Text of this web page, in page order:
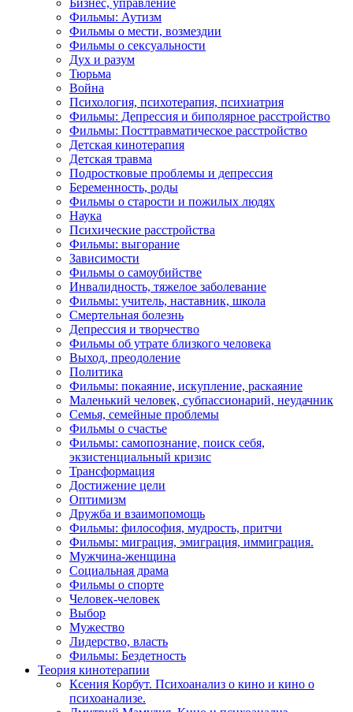
Фильмы: Аутизм
Фильмы о мести, возмездии
Фильмы о сексуальности
Дух и разум
Тюрьма
Война
Психология, психотерапия, психиатрия
Фильмы: Депрессия и биполярное расстройство
Фильмы: Посттравматическое расстройство
Детская кинотерапия
Детская травма
Подростковые проблемы и депрессия
Беременность, роды
Фильмы о старости и пожилых людях
Наука
Психические расстройства
Фильмы: выгорание
Зависимости
Фильмы о самоубийстве
Инвалидность, тяжелое заболевание
Фильмы: учитель, наставник, школа
Смертельная болезнь
Депрессия и творчество
Фильмы об утрате близкого человека
Выход, преодоление
Политика
Фильмы: покаяние, искупление, раскаяние
Маленький человек, субпассионарий, неудачник
Семья, семейные проблемы
Фильмы о счастье
Фильмы: самопознание, поиск себя,
экзистенциальный кризис
Трансформация
Достижение цели
Оптимизм
Дружба и взаимопомощь
Фильмы: философия, мудрость, притчи
Фильмы: миграция, эмиграция, иммиграция.
Мужчина-женщина
Социальная драма
Фильмы о спорте
Человек-человек
Выбор
Мужество
Лидерство, власть
Фильмы: Бездетность
Теория кинотерапии
Ксения Корбут. Психоанализ о кино и кино о
психоанализе.